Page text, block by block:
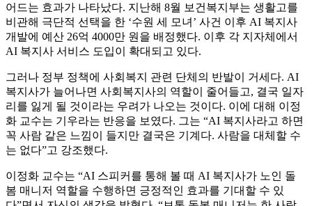
어드는 효과가 나타났다. 지난해 8월 보건복지부는 생활고를
비관해 극단적 선택을 한 ‘수원 세 모녀’ 사건 이후 AI 복지사
개발에 예산 26억 4000만 원을 배정했다. 이후 각 지자체에서
AI 복지사 서비스 도입이 확대되고 있다.
그러나 정부 정책에 사회복지 관련 단체의 반발이 거세다. AI
복지사가 늘어나면 사회복지사의 역할이 줄어들고, 결국 일자
리를 잃게 될 것이라는 우려가 나오는 것이다. 이에 대해 이정
화 교수는 기우라는 반응을 보였다. 그는 “AI 복지사라고 하면
꼭 사람 같은 느낌이 들지만 결국은 기계다. 사람을 대체할 수
는 없다”고 강조했다.
이정화 교수는 “AI 스피커를 통해 볼 때 AI 복지사가 노인 돌
봄 매니저 역할을 수행하면 긍정적인 효과를 기대할 수 있